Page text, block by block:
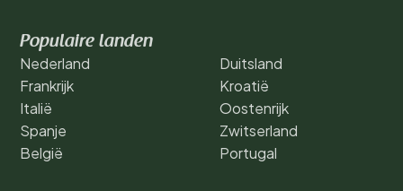
Populaire landen
Nederland
Frankrijk
Italië
Spanje
België
Duitsland
Kroatië
Oostenrijk
Zwitserland
Portugal